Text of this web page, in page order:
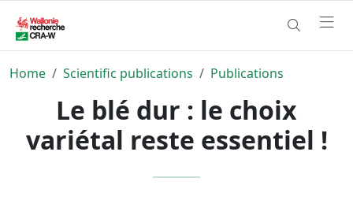
Home Scientific publications Publications
Le blé dur : le choix
variétal reste essentiel !